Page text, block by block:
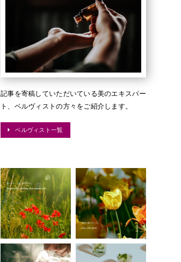
記事を寄稿していただいている美のエキスパー
ト、ベルヴィストの方々をご紹介します。
ベルヴィスト一覧